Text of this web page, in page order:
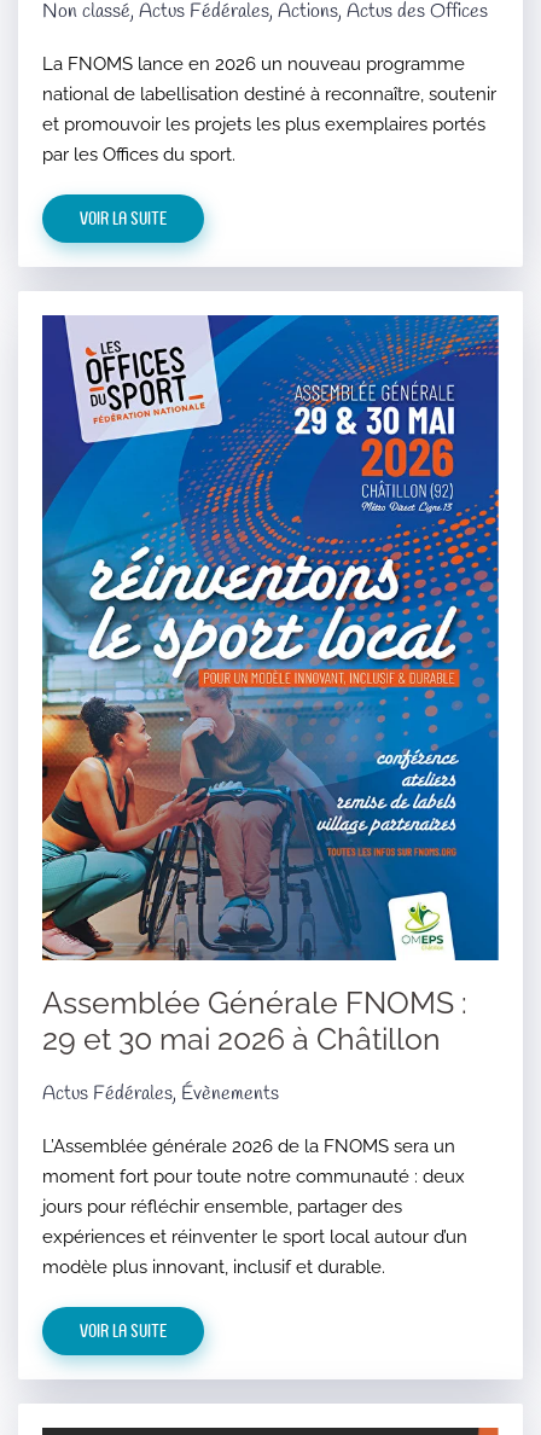
Non classé, Actus Fédérales, Actions, Actus des Offices
La FNOMS lance en 2026 un nouveau programme
national de labellisation destiné à reconnaître, soutenir
et promouvoir les projets les plus exemplaires portés
par les Offices du sport.
Voir la suite
Assemblée Générale FNOMS :
29 et 30 mai 2026 à Châtillon
Actus Fédérales, Évènements
L’Assemblée générale 2026 de la FNOMS sera un
moment fort pour toute notre communauté : deux
jours pour réfléchir ensemble, partager des
expériences et réinventer le sport local autour d’un
modèle plus innovant, inclusif et durable.​
Voir la suite